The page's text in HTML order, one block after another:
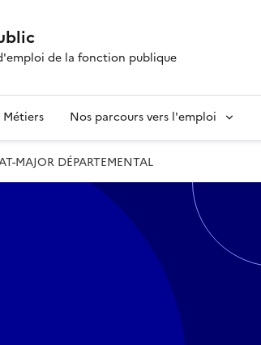
de la fonction publique
Métiers Nos parcours vers l'emploi
MAJOR DÉPARTEMENTAL